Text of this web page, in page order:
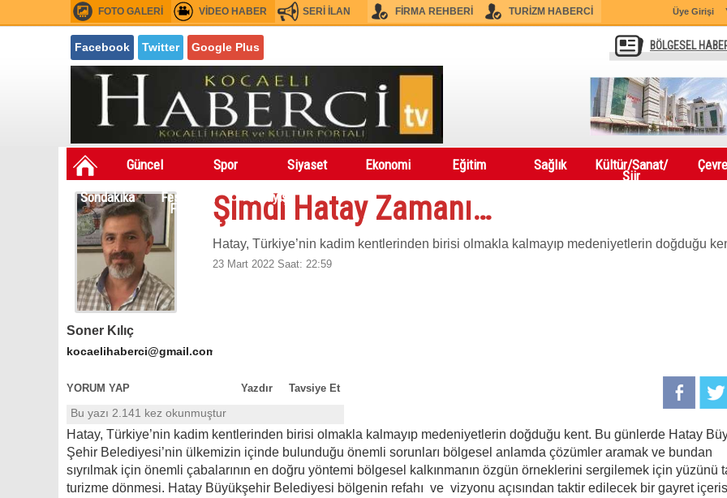
FOTO GALERİ VİDEO HABER SERİ İLAN FİRMA REHBERİ TURİZM HABERCİ Üye Girişi
Facebook Twitter Google Plus BÖLGESEL
Güncel Spor Siyaset Ekonomi Eğitim Sağlık Kültür/Sanat/
Şiir
Çevre
Sondakıka
Festivaller
Fuarlar
Asayiş
Soner Kılıç
kocaelihaberci@gmail.com
Şimdi Hatay Zamanı…
Hatay, Türkiye’nin kadim kentlerinden birisi olmakla kalmayıp medeniyetlerin doğduğu
23 Mart 2022 Saat: 22:59
YORUM YAP Tavsiye Et
Yazdır
Bu yazı 2.141 kez okunmuştur
Hatay, Türkiye’nin kadim kentlerinden birisi olmakla kalmayıp medeniyetlerin doğduğu kent. Bu günlerde Hatay
Şehir Belediyesi’nin ülkemizin içinde bulunduğu önemli sorunları bölgesel anlamda çözümler aramak ve bundan
sıyrılmak için önemli çabalarının en doğru yöntemi bölgesel kalkınmanın özgün örneklerini sergilemek için yüzünü
turizme dönmesi. Hatay Büyükşehir Belediyesi bölgenin refahı ve vizyonu açısından taktir edilecek bir gayret